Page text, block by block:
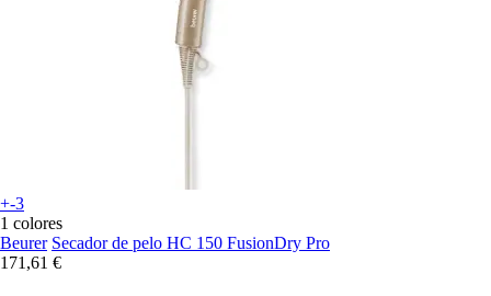
+-3
1 colores
Beurer Secador de pelo HC 150 FusionDry Pro
171,61 €